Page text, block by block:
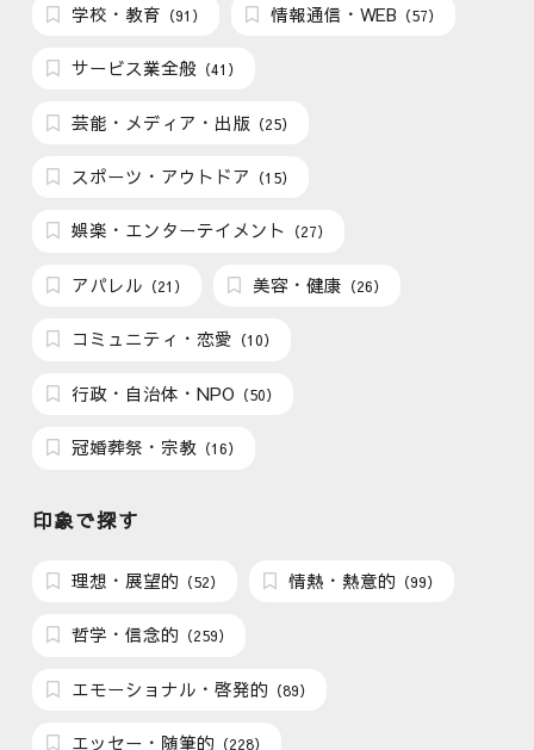
学校・教育 （91） 情報通信・WEB （57）
サービス業全般 （41）
芸能・メディア・出版 （25）
スポーツ・アウトドア （15）
娯楽・エンターテイメント （27）
アパレル （21） 美容・健康 （26）
コミュニティ・恋愛 （10）
行政・自治体・NPO （50）
冠婚葬祭・宗教 （16）
印象で探す
理想・展望的 （52） 情熱・熱意的 （99）
哲学・信念的 （259）
エモーショナル・啓発的 （89）
エッセー・随筆的 （228）